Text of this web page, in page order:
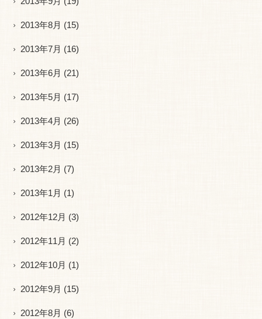
2013年8月 (15)
2013年7月 (16)
2013年6月 (21)
2013年5月 (17)
2013年4月 (26)
2013年3月 (15)
2013年2月 (7)
2013年1月 (1)
2012年12月 (3)
2012年11月 (2)
2012年10月 (1)
2012年9月 (15)
2012年8月 (6)